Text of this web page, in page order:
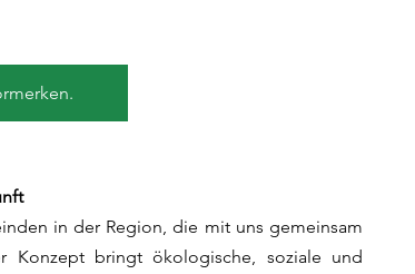
in der Region, die mit uns gemeinsam
Konzept bringt ökologische, soziale und